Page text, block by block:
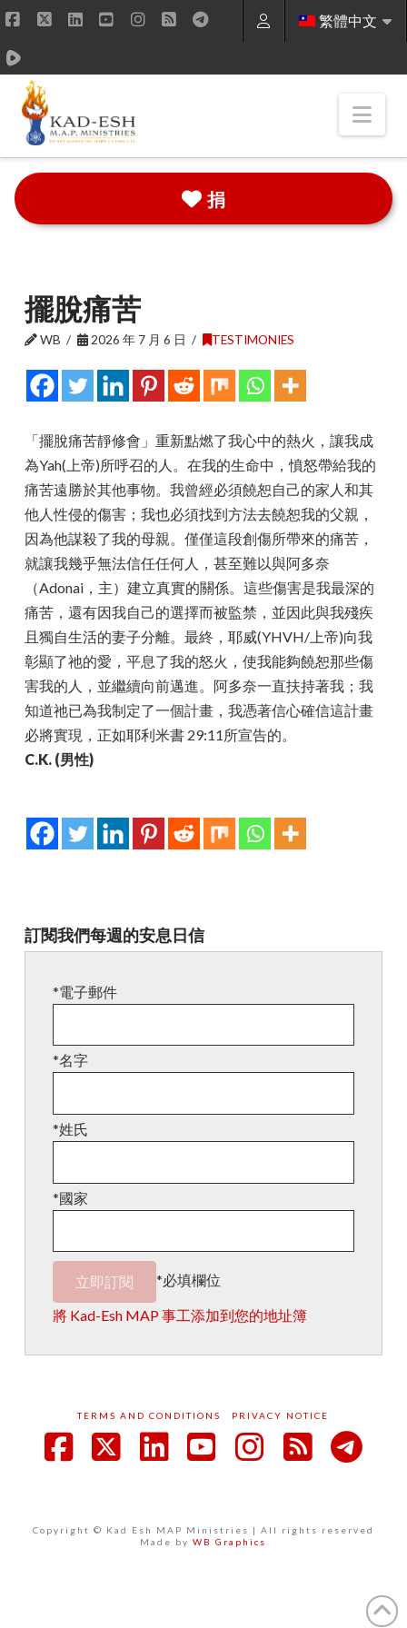
繁體中文
捐
擺脫痛苦
WB 2026 年 7 月 6 日 TESTIMONIES
「擺脫痛苦靜修會」重新點燃了我心中的熱火，讓我成
為Yah(上帝)所呼召的人。在我的生命中，憤怒帶給我的
痛苦遠勝於其他事物。我曾經必須饒恕自己的家人和其
他人性侵的傷害；我也必須找到方法去饒恕我的父親，
因為他謀殺了我的母親。僅僅這段創傷所帶來的痛苦，
就讓我幾乎無法信任任何人，甚至難以與阿多奈
（Adonai，主）建立真實的關係。這些傷害是我最深的
痛苦，還有因我自己的選擇而被監禁，並因此與我殘疾
且獨自生活的妻子分離。最終，耶威(YHVH/上帝)向我
彰顯了祂的愛，平息了我的怒火，使我能夠饒恕那些傷
害我的人，並繼續向前邁進。阿多奈一直扶持著我；我
知道祂已為我制定了一個計畫，我憑著信心確信這計畫
必將實現，正如耶利米書 29:11所宣告的。
C.K. (男性)
訂閱我們每週的安息日信
*電子郵件
*名字
*姓氏
*國家
*必填欄位
將 Kad-Esh MAP 事工添加到您的地址簿
TERMS AND CONDITIONS PRIVACY NOTICE
Copyright © Kad Esh MAP Ministries | All rights reserved
Made byWB Graphics